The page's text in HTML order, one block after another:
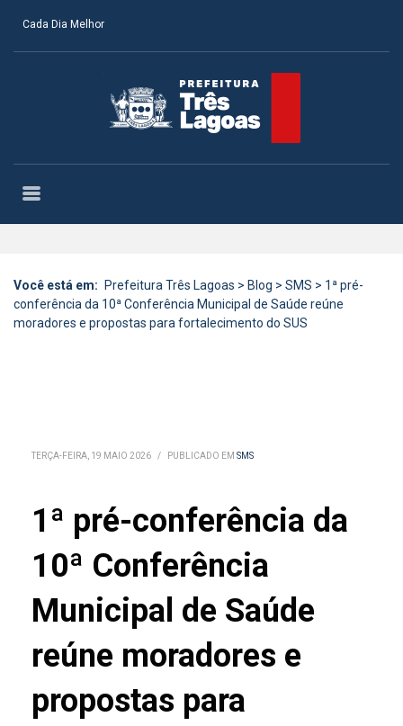
Cada Dia Melhor
Você está em: Prefeitura Três Lagoas > Blog > SMS > 1ª pré-
conferência da 10ª Conferência Municipal de Saúde reúne
moradores e propostas para fortalecimento do SUS
TERÇA-FEIRA, 19 MAIO 2026 / PUBLICADO EM SMS
1ª pré-conferência da
10ª Conferência
Municipal de Saúde
reúne moradores e
propostas para